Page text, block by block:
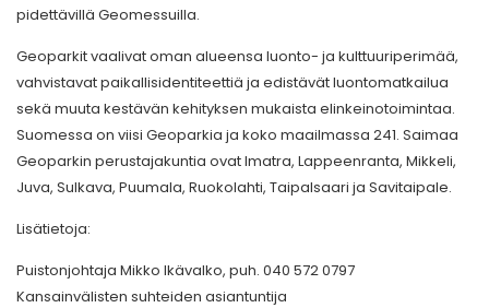
pidettävillä Geomessuilla.
Geoparkit vaalivat oman alueensa luonto- ja kulttuuriperimää,
vahvistavat paikallisidentiteettiä ja edistävät luontomatkailua
sekä muuta kestävän kehityksen mukaista elinkeinotoimintaa.
Suomessa on viisi Geoparkia ja koko maailmassa 241. Saimaa
Geoparkin perustajakuntia ovat Imatra, Lappeenranta, Mikkeli,
Juva, Sulkava, Puumala, Ruokolahti, Taipalsaari ja Savitaipale.
Lisätietoja:
Puistonjohtaja Mikko Ikävalko, puh. 040 572 0797
Kansainvälisten suhteiden asiantuntija